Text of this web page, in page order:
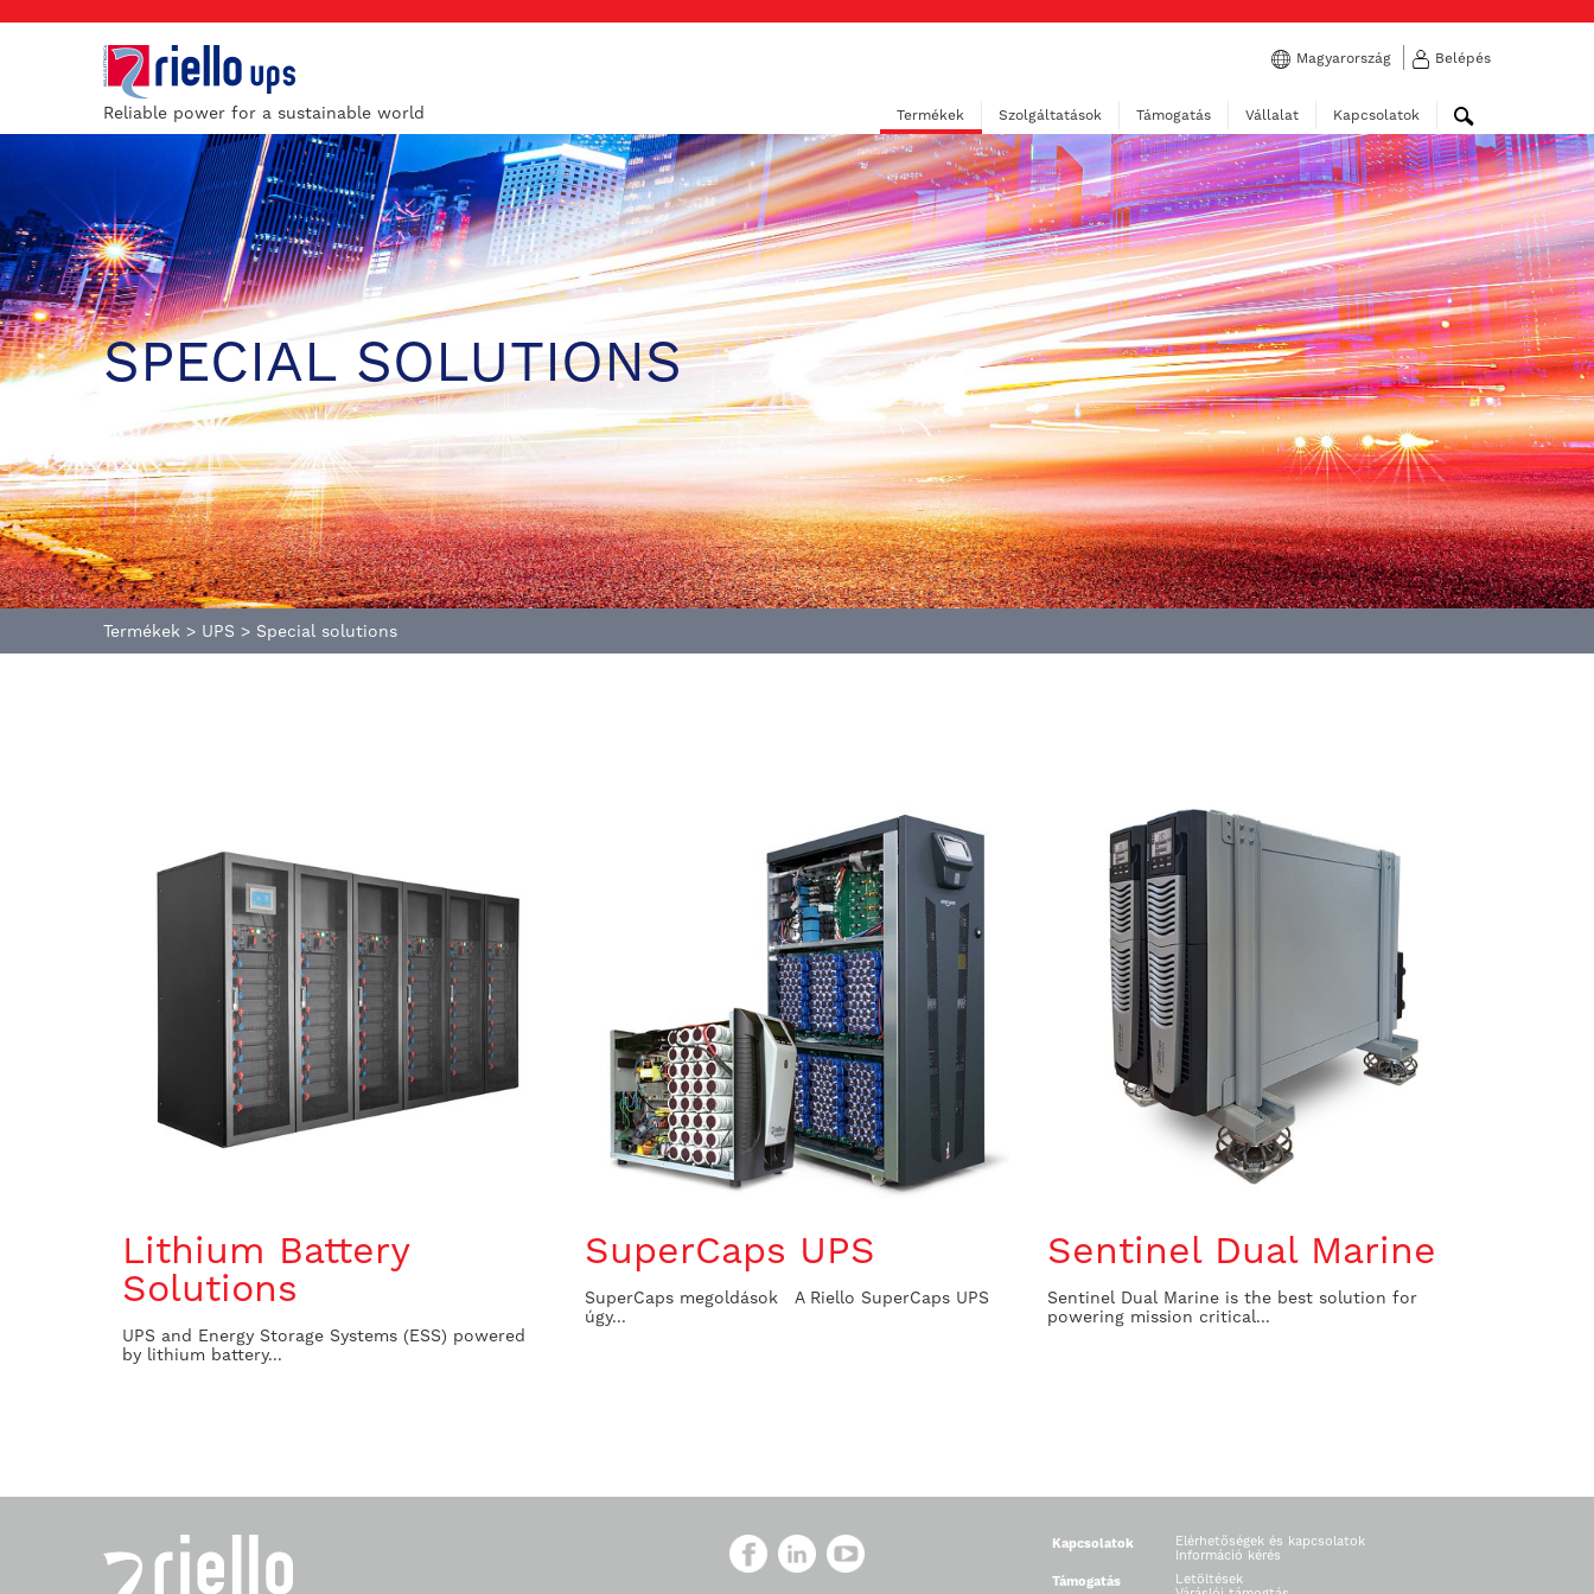
Reliable power for a sustainable world
Magyarország Belépés
Termékek Szolgáltatások Támogatás Vállalat Kapcsolatok
SPECIAL SOLUTIONS
Termékek > UPS > Special solutions
Lithium Battery
Solutions
UPS and Energy Storage Systems (ESS) powered
by lithium battery...
SuperCaps UPS
SuperCaps megoldások A Riello SuperCaps UPS
úgy...
Sentinel Dual Marine
Sentinel Dual Marine is the best solution for
powering mission critical...
Kapcsolatok
Elérhetőségek és kapcsolatok
Információ kérés
Támogatás
Letöltések